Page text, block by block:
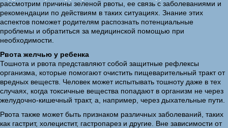
рассмотрим причины зеленой рвоты, ее связь с заболеваниями и
рекомендации по действиям в таких ситуациях. Знание этих
аспектов поможет родителям распознать потенциальные
проблемы и обратиться за медицинской помощью при
необходимости.
Рвота желчью у ребенка
Тошнота и рвота представляют собой защитные рефлексы
организма, которые помогают очистить пищеварительный тракт от
вредных веществ. Человек может испытывать тошноту даже в тех
случаях, когда токсичные вещества попадают в организм не через
желудочно-кишечный тракт, а, например, через дыхательные пути.
Рвота также может быть признаком различных заболеваний, таких
как гастрит, холецистит, гастропарез и другие. Вне зависимости от